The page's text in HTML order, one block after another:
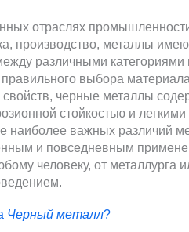
отраслях
производство, металлы
различными
выбора
свойств, черные металлы
стойкостью и
наиболее важных различий
и повседневным
человеку, от металлурга
Черный металл?